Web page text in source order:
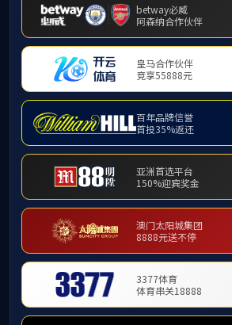
教学
本科生
研究生
课程体系
师资队伍
教学条件